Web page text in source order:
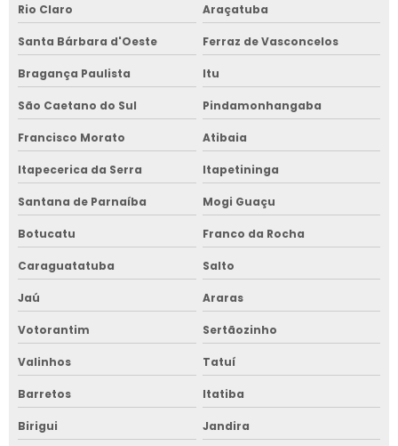
Rio Claro Araçatuba
Santa Bárbara d'Oeste Ferraz de Vasconcelos
Bragança Paulista Itu
São Caetano do Sul Pindamonhangaba
Francisco Morato Atibaia
Itapecerica da Serra Itapetininga
Santana de Parnaíba Mogi Guaçu
Botucatu Franco da Rocha
Caraguatatuba Salto
Jaú Araras
Votorantim Sertãozinho
Valinhos Tatuí
Barretos Itatiba
Birigui Jandira